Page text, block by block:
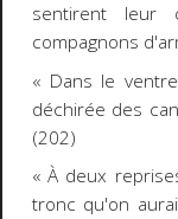
sentirent
compagnons
« Dans le
déchirée des
(202)
« À deux
tronc qu'on